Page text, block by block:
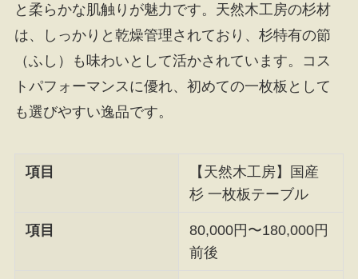
と柔らかな肌触りが魅力です。天然木工房の杉材
は、しっかりと乾燥管理されており、杉特有の節
（ふし）も味わいとして活かされています。コス
トパフォーマンスに優れ、初めての一枚板として
も選びやすい逸品です。
項目
【天然木工房】国産
杉 一枚板テーブル
項目
80,000円〜180,000円
前後